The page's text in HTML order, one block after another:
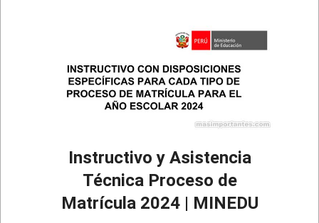
Instructivo y Asistencia
Técnica Proceso de
Matrícula 2024 | MINEDU